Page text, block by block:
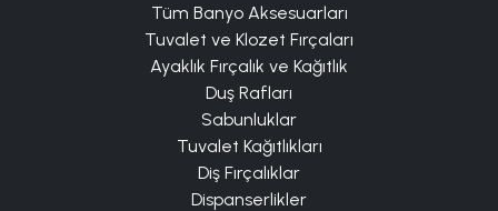
Tüm Banyo Aksesuarları
Tuvalet ve Klozet Fırçaları
Ayaklık Fırçalık ve Kağıtlık
Duş Rafları
Sabunluklar
Tuvalet Kağıtlıkları
Diş Fırçalıklar
Dispanserlikler